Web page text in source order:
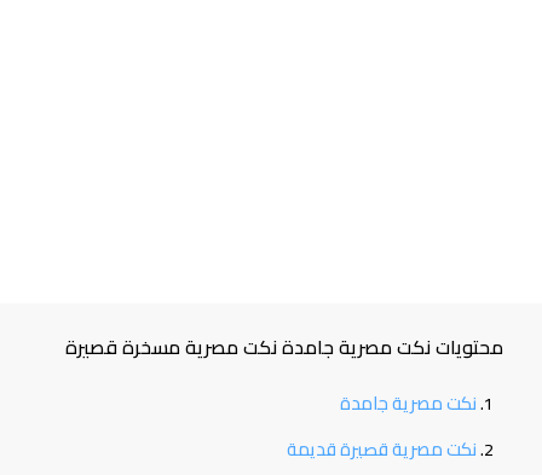
محتويات نكت مصرية جامدة نكت مصرية مسخرة قصيرة
نكت مصرية جامدة
نكت مصرية قصيرة قديمة